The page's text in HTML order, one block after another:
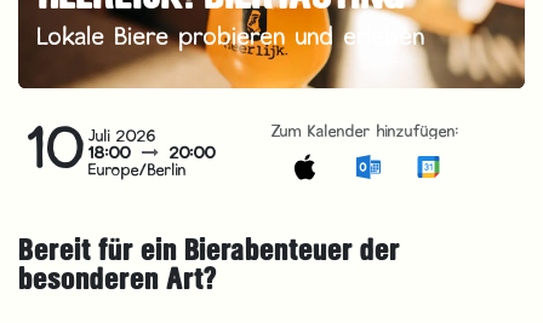
Lokale Biere probieren und erleben
10 Juli 2026
18:00 20:00
Europe/Berlin
Zum Kalender hinzufügen:
Bereit für ein Bierabenteuer der
besonderen Art?